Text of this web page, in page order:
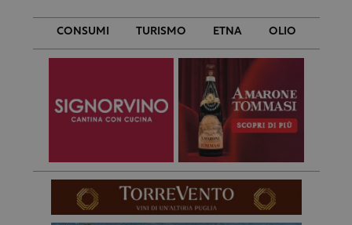
CONSUMI TURISMO ETNA OLIO